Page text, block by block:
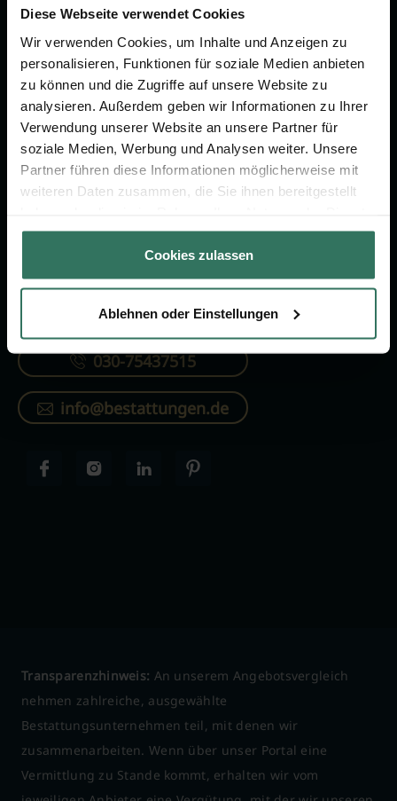
Diese Webseite verwendet Cookies
Wir verwenden Cookies, um Inhalte und Anzeigen zu
personalisieren, Funktionen für soziale Medien anbieten
zu können und die Zugriffe auf unsere Website zu
analysieren. Außerdem geben wir Informationen zu Ihrer
Verwendung unserer Website an unsere Partner für
soziale Medien, Werbung und Analysen weiter. Unsere
Partner führen diese Informationen möglicherweise mit
weiteren Daten zusammen, die Sie ihnen bereitgestellt
gesammelt haben.
Cookies zulassen
Ablehnen oder Einstellungen
Vorsorge.
Jetzt beraten lassen
FÜR SIE
Vergleich
Verzeichnis
FÜR BESTATTER
Online-Portal
KONTAKTIEREN SIE UNS
030-75437515
info@bestattungen.de
Transparenzhinweis: An unserem Angebotsvergleich
nehmen zahlreiche, ausgewählte
Bestattungsunternehmen teil, mit denen wir
zusammenarbeiten. Wenn über unser Portal eine
Vermittlung zu Stande kommt, erhalten wir vom